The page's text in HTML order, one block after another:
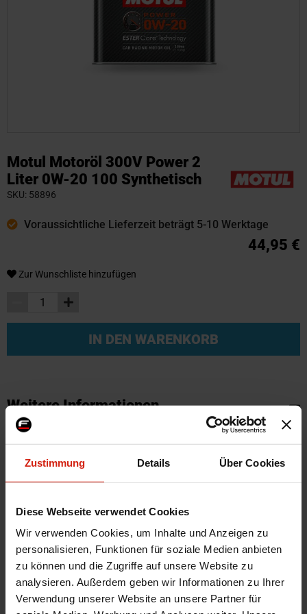
Zustimmung Details Über Cookies
Diese Webseite verwendet Cookies
Wir verwenden Cookies, um Inhalte und Anzeigen zu
personalisieren, Funktionen für soziale Medien anbieten
zu können und die Zugriffe auf unsere Website zu
analysieren. Außerdem geben wir Informationen zu Ihrer
Verwendung unserer Website an unsere Partner für
Motul Motoröl 300V Power 2
Liter 0W-20 100 Synthetisch
SKU 58896
Voraussichtliche Lieferzeit beträgt 5-10 Werktage
44,95 €
Zur Wunschliste hinzufügen
IN DEN WARENKORB
Anfang
der
Bildgalerie
Weitere Informationen
Weitere
Informationen
SKU
100 Synthetisch
Product Line
300V Power
Universal
Ja
Kapazität
2 L